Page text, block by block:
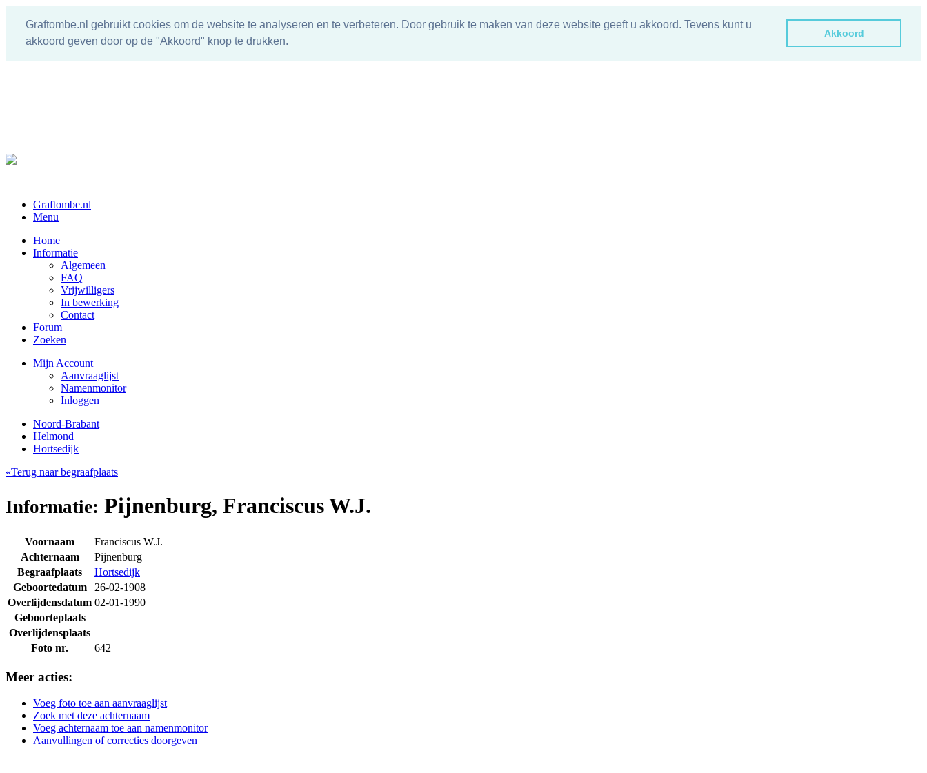
Graftombe.nl gebruikt cookies om de website te analyseren en te verbeteren. Door gebruik te maken van deze website geeft u akkoord. Tevens kunt u
akkoord geven door op de "Akkoord" knop te drukken.
Akkoord
Graftombe.nl
Menu
Home
Informatie
Algemeen
FAQ
Vrijwilligers
In bewerking
Contact
Forum
Zoeken
Mijn Account
Aanvraaglijst
Namenmonitor
Inloggen
Noord-Brabant
Helmond
Hortsedijk
«Terug naar begraafplaats
Informatie: Pijnenburg, Franciscus W.J.
Voornaam
Franciscus W.J.
Achternaam
Pijnenburg
Begraafplaats
Hortsedijk
Geboortedatum
26-02-1908
Overlijdensdatum 02-01-1990
Geboorteplaats
Overlijdensplaats
Foto nr.
642
Meer acties:
Voeg foto toe aan aanvraaglijst
Zoek met deze achternaam
Voeg achternaam toe aan namenmonitor
Aanvullingen of correcties doorgeven